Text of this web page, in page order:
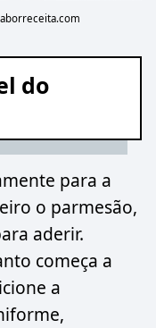
do
para a
o parmesão,
aderir.
começa a
a